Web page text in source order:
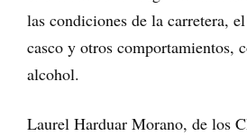
las condiciones de la carretera,
casco y otros comportamientos,
alcohol.
Laurel Harduar Morano, de los